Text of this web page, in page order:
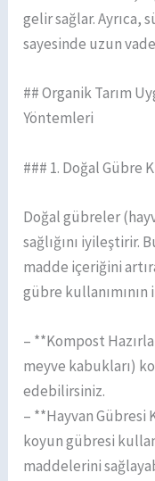
gelir sağlar. Ayrıca,
sayesinde uzun
## Organik Tarım
Yöntemleri
### 1. Doğal Gübre
Doğal gübreler
sağlığını iyileştirir.
madde içeriğini
gübre kullanımının
– **Kompost
meyve kabukları)
edebilirsiniz.
– **Hayvan Gübresi
koyun gübresi
maddelerini